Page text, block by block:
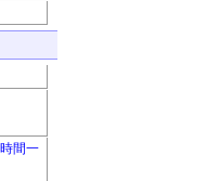
間一